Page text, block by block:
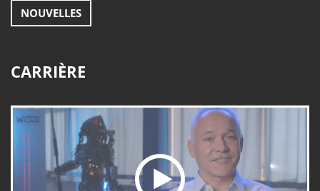
NOUVELLES
CARRIÈRE